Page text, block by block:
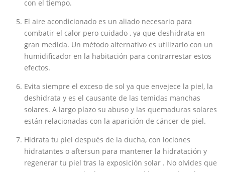
con el tiempo.
El aire acondicionado es un aliado necesario para
combatir el calor pero cuidado , ya que deshidrata en
gran medida. Un método alternativo es utilizarlo con un
humidificador en la habitación para contrarrestar estos
efectos.
Evita siempre el exceso de sol ya que envejece la piel, la
deshidrata y es el causante de las temidas manchas
solares. A largo plazo su abuso y las quemaduras solares
están relacionadas con la aparición de cáncer de piel.
Hidrata tu piel después de la ducha, con lociones
hidratantes o aftersun para mantener la hidratación y
regenerar tu piel tras la exposición solar . No olvides que